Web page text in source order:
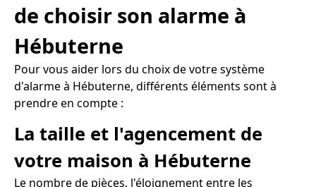
de choisir son alarme à
Hébuterne
Pour vous aider lors du choix de votre système
d'alarme à Hébuterne, différents éléments sont à
prendre en compte :
La taille et l'agencement de
votre maison à Hébuterne
Le nombre de pièces, l'éloignement entre les